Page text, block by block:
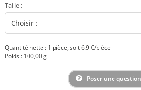
Taille :
Quantité nette : 1 pièce, soit 6.9 €/pièce
Poids : 100,00 g
Poser une question